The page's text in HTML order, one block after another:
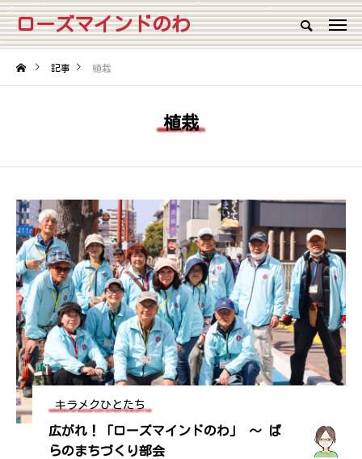
ローズマインドのわ
記事 植栽
植栽
キラメクひとたち
広がれ！「ローズマインドのわ」 ～ ば
らのまちづくり部会